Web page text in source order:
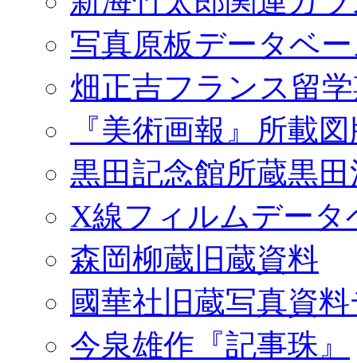
写真原板データベ
畑正吉フランス留
『美術画報』所載
黒田記念館所蔵黒
X線フィルムデータ
森岡柳蔵旧蔵資料
國華社旧蔵写真資
今泉雄作『記事珠』